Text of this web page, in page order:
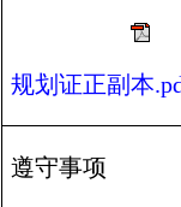
规划证正副本
遵守事项